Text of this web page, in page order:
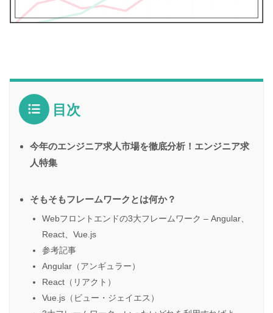
目次
今年のエンジニア求人市場を徹底分析！エンジニア求
人特集
そもそもフレームワークとは何か？
Webフロントエンドの3大フレームワーク – Angular、
React、Vue.js
参考記事
Angular（アンギュラー）
React（リアクト）
Vue.js（ビュー・ジェイエス）